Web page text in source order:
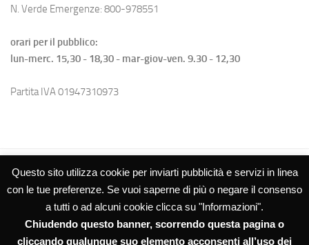
N. Verde Emergenze: 800-978551
orari per il pubblico:
lun-merc. 15,30 - 18,30 - mar-giov-ven. 9.30 - 12,30
Partita IVA 01947310973
Studio Biganzoli SRL – Amministrazioni Condominiali © 2026. Tutti i
diritti riservati.
Questo sito utilizza cookie per inviarti pubblicità e servizi in linea
con le tue preferenze. Se vuoi saperne di più o negare il consenso
a tutti o ad alcuni cookie clicca su "Informazioni".
Chiudendo questo banner, scorrendo questa pagina o
cliccando qualunque suo elemento acconsenti all’uso dei